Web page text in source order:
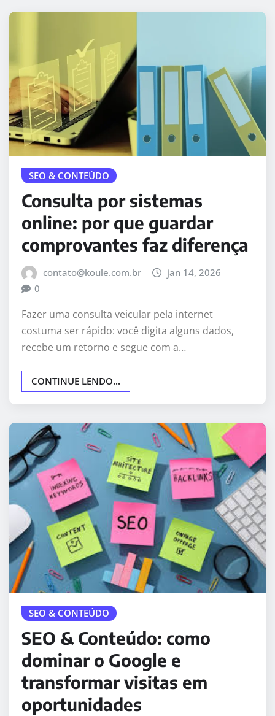
SEO & CONTEÚDO
Consulta por sistemas
online: por que guardar
comprovantes faz diferença
contato@koule.com.br
jan 14, 2026
0
Fazer uma consulta veicular pela internet
costuma ser rápido: você digita alguns dados,
recebe um retorno e segue com a…
CONTINUE LENDO...
SEO & CONTEÚDO
SEO & Conteúdo: como
dominar o Google e
transformar visitas em
oportunidades